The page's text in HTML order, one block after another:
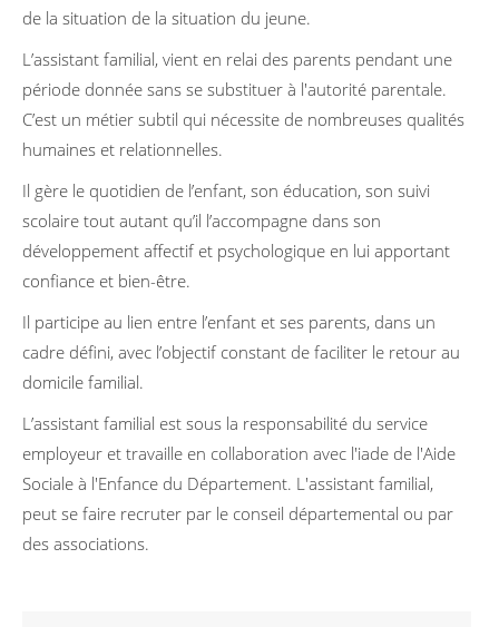
de la situation de la situation du jeune.
L’assistant familial, vient en relai des parents pendant une
période donnée sans se substituer à l'autorité parentale.
C’est un métier subtil qui nécessite de nombreuses qualités
humaines et relationnelles.
Il gère le quotidien de l’enfant, son éducation, son suivi
scolaire tout autant qu’il l’accompagne dans son
développement affectif et psychologique en lui apportant
confiance et bien-être.
Il participe au lien entre l’enfant et ses parents, dans un
cadre défini, avec l’objectif constant de faciliter le retour au
domicile familial.
L’assistant familial est sous la responsabilité du service
employeur et travaille en collaboration avec l'iade de l'Aide
Sociale à l'Enfance du Département. L'assistant familial,
peut se faire recruter par le conseil départemental ou par
des associations.